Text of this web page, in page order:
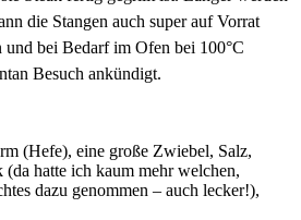
die Stangen auch super auf Vorrat
bei Bedarf im Ofen bei 100°C
Besuch ankündigt.
(Hefe), eine große Zwiebel, Salz,
(da hatte ich kaum mehr welchen,
dazu genommen – auch lecker!),